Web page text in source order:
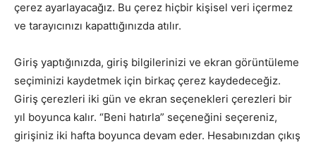
çerez ayarlayacağız. Bu çerez hiçbir kişisel veri içermez
ve tarayıcınızı kapattığınızda atılır.
Giriş yaptığınızda, giriş bilgilerinizi ve ekran görüntüleme
seçiminizi kaydetmek için birkaç çerez kaydedeceğiz.
Giriş çerezleri iki gün ve ekran seçenekleri çerezleri bir
yıl boyunca kalır. “Beni hatırla” seçeneğini seçereniz,
girişiniz iki hafta boyunca devam eder. Hesabınızdan çıkış